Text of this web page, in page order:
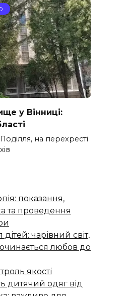
у Вінниці:
на перехресті
показання,
та проведення
чарівний світ,
любов до
якості
дитячий одяг від